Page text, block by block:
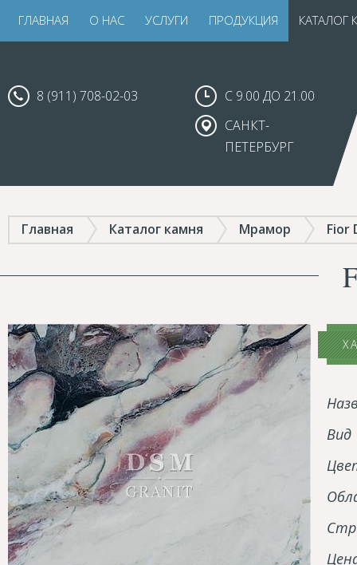
ГЛАВНАЯ О НАС УСЛУГИ ПРОДУКЦИЯ КАТАЛОГ
8 (911) 708-02-03
С 9.00 ДО 21.00
САНКТ-
ПЕТЕРБУРГ
Главная Каталог камня Мрамор Fior
Вид